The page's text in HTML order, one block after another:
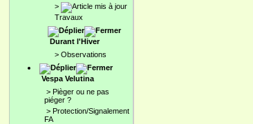
>
Travaux
Durant l'Hiver
> Observations
Vespa Velutina
> Pièger ou ne pas
piéger ?
> Protection/Signalement
FA